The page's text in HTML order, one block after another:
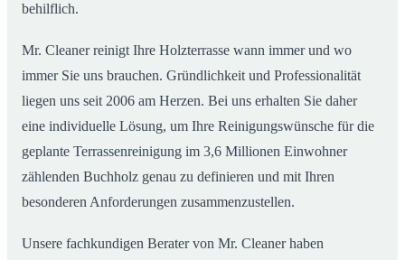
behilflich.
Mr. Cleaner reinigt Ihre Holzterrasse wann immer und wo
immer Sie uns brauchen. Gründlichkeit und Professionalität
liegen uns seit 2006 am Herzen. Bei uns erhalten Sie daher
eine individuelle Lösung, um Ihre Reinigungswünsche für die
geplante Terrassenreinigung im 3,6 Millionen Einwohner
zählenden Buchholz genau zu definieren und mit Ihren
besonderen Anforderungen zusammenzustellen.
Unsere fachkundigen Berater von Mr. Cleaner haben